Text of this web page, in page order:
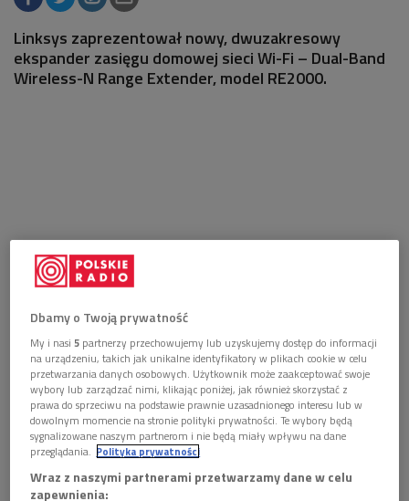
Linksys zaprezentował nowy, dwuzakresowy
ekspander zasięgu domowej sieci Wi-Fi – Dual-Band
Wireless-N Range Extender, model RE2000.
Dbamy o Twoją prywatność
My i nasi5 partnerzy przechowujemy lub uzyskujemy dostęp do informacji
na urządzeniu, takich jak unikalne identyfikatory w plikach cookie w celu
przetwarzania danych osobowych. Użytkownik może zaakceptować swoje
wybory lub zarządzać nimi, klikając poniżej, jak również skorzystać z
prawa do sprzeciwu na podstawie prawnie uzasadnionego interesu lub w
dowolnym momencie na stronie polityki prywatności. Te wybory będą
sygnalizowane naszym partnerom i nie będą miały wpływu na dane
przeglądania. Polityka prywatności
Wraz z naszymi partnerami przetwarzamy dane w celu
zapewnienia: